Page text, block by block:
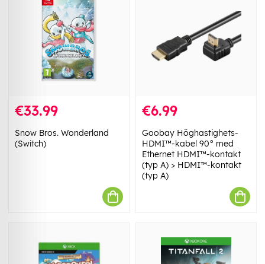
€33.99
Snow Bros. Wonderland
(Switch)
€6.99
Goobay Höghastighets-
HDMI™-kabel 90° med
Ethernet HDMI™-kontakt
(typ A) > HDMI™-kontakt
(typ A)